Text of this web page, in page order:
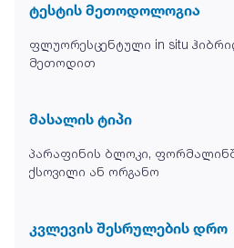
ტესტის მეთოდოლოგია
ფლუორესცენტული in situ
მეთოდით
მასალის ტიპი
პარაფინის ბლოკი,
ქსოვილი ან ორგანო
კვლევის შესრულების დრო